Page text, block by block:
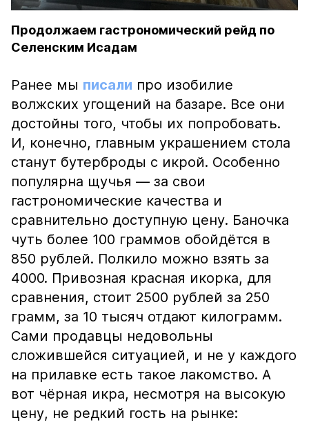
Продолжаем гастрономический рейд по
Селенским Исадам
Ранее мы писали про изобилие
волжских угощений на базаре. Все они
достойны того, чтобы их попробовать.
И, конечно, главным украшением стола
станут бутерброды с икрой. Особенно
популярна щучья — за свои
гастрономические качества и
сравнительно доступную цену. Баночка
чуть более 100 граммов обойдётся в
850 рублей. Полкило можно взять за
4000. Привозная красная икорка, для
сравнения, стоит 2500 рублей за 250
грамм, за 10 тысяч отдают килограмм.
Сами продавцы недовольны
сложившейся ситуацией, и не у каждого
на прилавке есть такое лакомство. А
вот чёрная икра, несмотря на высокую
цену, не редкий гость на рынке: